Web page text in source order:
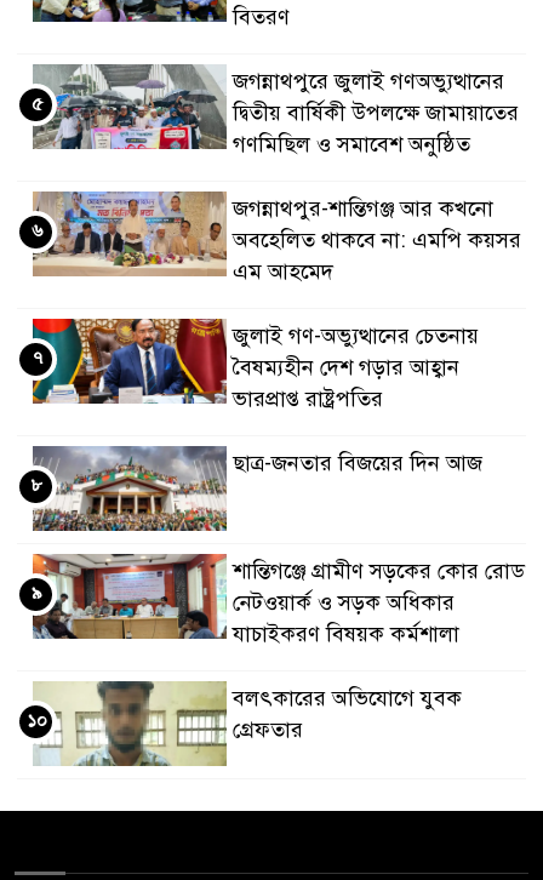
বিতরণ
জগন্নাথপুরে জুলাই গণঅভ্যুত্থানের
দ্বিতীয় বার্ষিকী উপলক্ষে জামায়াতের
গণমিছিল ও সমাবেশ অনুষ্ঠিত
৫
জগন্নাথপুর-শান্তিগঞ্জ আর কখনো
অবহেলিত থাকবে না: এমপি কয়সর
এম আহমেদ
৬
জুলাই গণ-অভ্যুত্থানের চেতনায়
বৈষম্যহীন দেশ গড়ার আহ্বান
ভারপ্রাপ্ত রাষ্ট্রপতির
৭
ছাত্র-জনতার বিজয়ের দিন আজ
৮
শান্তিগঞ্জে গ্রামীণ সড়কের কোর রোড
নেটওয়ার্ক ও সড়ক অধিকার
যাচাইকরণ বিষয়ক কর্মশালা
৯
বলৎকারের অভিযোগে যুবক
গ্রেফতার
১০